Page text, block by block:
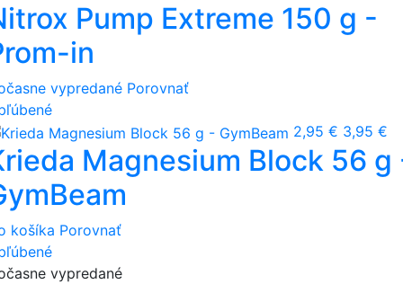
Pump Extreme 150 g -
in
vypredané Porovnať
2,95 € 3,95 €
Magnesium Block 56 g
košíka Porovnať
vypredané